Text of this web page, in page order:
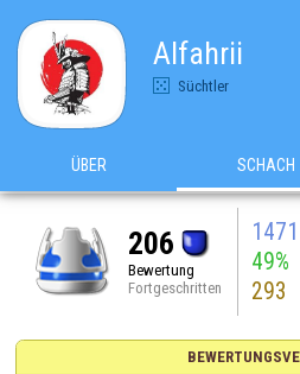
Alfahrii
Süchtler
ÜBER SCHACH
206
Bewertung
Fortgeschritten
1471
49%
293